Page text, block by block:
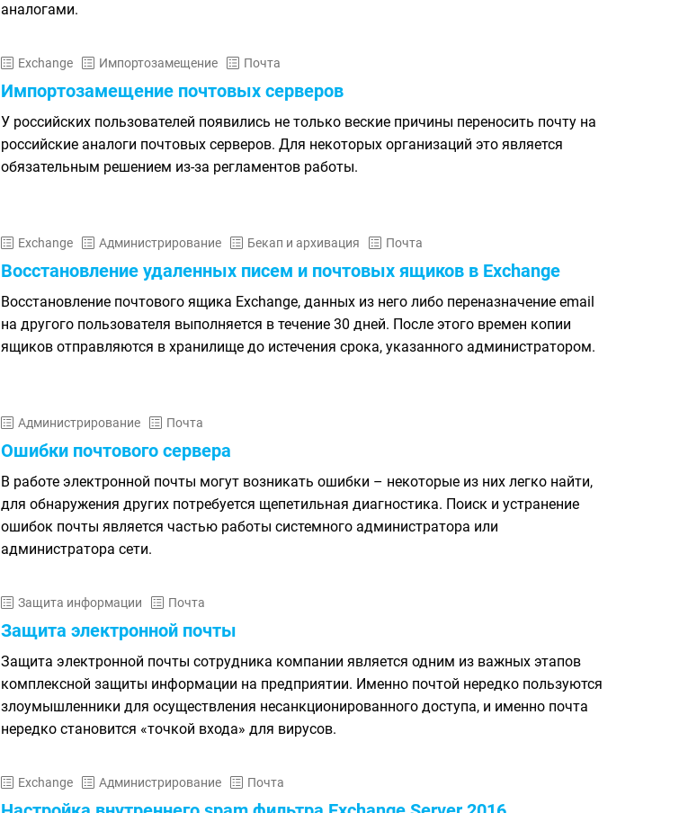
аналогами.
Exchange Импортозамещение Почта
Импортозамещение почтовых серверов
У российских пользователей появились не только веские причины переносить почту на
российские аналоги почтовых серверов. Для некоторых организаций это является
обязательным решением из-за регламентов работы.
Exchange Администрирование Бекап и архивация Почта
Восстановление удаленных писем и почтовых ящиков в Exchange
Восстановление почтового ящика Exchange, данных из него либо переназначение email
на другого пользователя выполняется в течение 30 дней. После этого времен копии
ящиков отправляются в хранилище до истечения срока, указанного администратором.
Администрирование Почта
Ошибки почтового сервера
В работе электронной почты могут возникать ошибки – некоторые из них легко найти,
для обнаружения других потребуется щепетильная диагностика. Поиск и устранение
ошибок почты является частью работы системного администратора или
администратора сети.
Защита информации Почта
Защита электронной почты
Защита электронной почты сотрудника компании является одним из важных этапов
комплексной защиты информации на предприятии. Именно почтой нередко пользуются
злоумышленники для осуществления несанкционированного доступа, и именно почта
нередко становится «точкой входа» для вирусов.
Exchange Администрирование Почта